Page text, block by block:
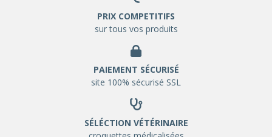
PRIX COMPETITIFS
sur tous vos produits
PAIEMENT SÉCURISÉ
site 100% sécurisé SSL
SÉLÉCTION VÉTÉRINAIRE